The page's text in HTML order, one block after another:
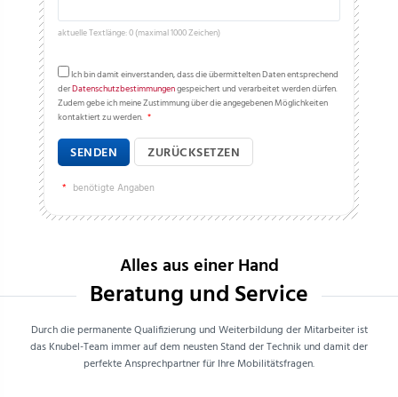
aktuelle Textlänge: 0 (maximal 1000 Zeichen)
Ich bin damit einverstanden, dass die übermittelten Daten entsprechend
derDatenschutzbestimmungengespeichert und verarbeitet werden dürfen.
Zudem gebe ich meine Zustimmung über die angegebenen Möglichkeiten
kontaktiert zu werden. *
SENDEN ZURÜCKSETZEN
* benötigte Angaben
Alles aus einer Hand
Beratung und Service
Durch die permanente Qualifizierung und Weiterbildung der Mitarbeiter ist
das Knubel-Team immer auf dem neusten Stand der Technik und damit der
perfekte Ansprechpartner für Ihre Mobilitätsfragen.